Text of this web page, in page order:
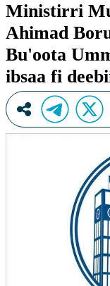
Ministirri
Ahimad
Bu'oota
ibsaa fi